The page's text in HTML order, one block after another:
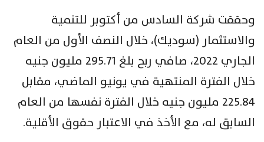
وحققت شركة السادس من أكتوبر للتنمية
والاستثمار (سوديك)، خلال النصف الأول من العام
الجاري 2022، صافي ربح بلغ 295.71 مليون جنيه
خلال الفترة المنتهية في يونيو الماضي، مقابل
225.84 مليون جنيه خلال الفترة نفسها من العام
السابق له، مع الأخذ في الاعتبار حقوق الأقلية.